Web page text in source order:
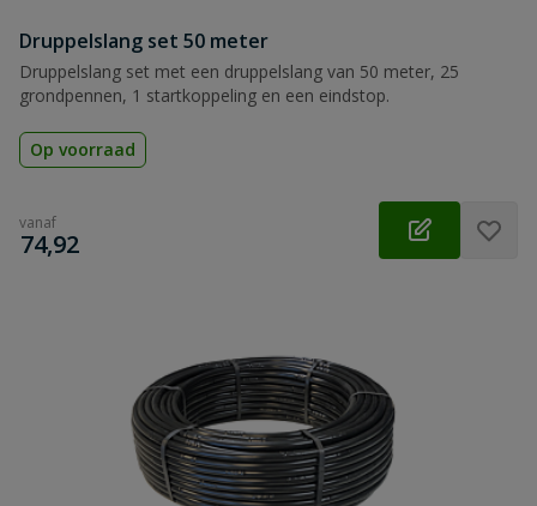
Druppelslang set 50 meter
Druppelslang set met een druppelslang van 50 meter, 25
grondpennen, 1 startkoppeling en een eindstop.
Op voorraad
vanaf
€
74,92